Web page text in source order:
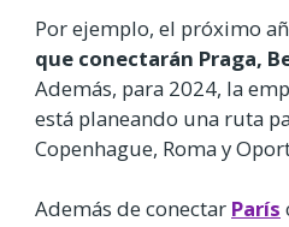
Por ejemplo, el próximo
que conectarán Praga,
Además, para 2024, la
está planeando una ruta
Copenhague, Roma y
Además de conectar París